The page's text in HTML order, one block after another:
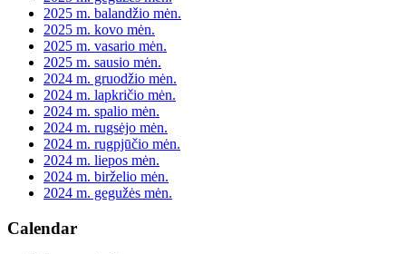
2025 m. balandžio mėn.
2025 m. kovo mėn.
2025 m. vasario mėn.
2025 m. sausio mėn.
2024 m. gruodžio mėn.
2024 m. lapkričio mėn.
2024 m. spalio mėn.
2024 m. rugsėjo mėn.
2024 m. rugpjūčio mėn.
2024 m. liepos mėn.
2024 m. birželio mėn.
2024 m. gegužės mėn.
Calendar